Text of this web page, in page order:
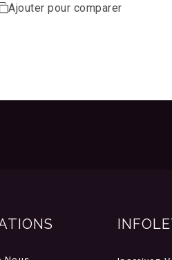
Ajouter pour comparer